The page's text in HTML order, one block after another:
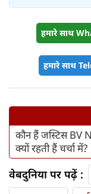
हमारे साथ
हमारे साथ
कौन हैं जस्टिस BV
क्‍यों रहती हैं चर्चा में?
वेबदुनिया पर पढ़ें :